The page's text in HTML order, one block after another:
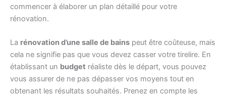
commencer à élaborer un plan détaillé pour votre
rénovation.
La rénovation d’une salle de bains peut être coûteuse, mais
cela ne signifie pas que vous devez casser votre tirelire. En
établissant un budget réaliste dès le départ, vous pouvez
vous assurer de ne pas dépasser vos moyens tout en
obtenant les résultats souhaités. Prenez en compte les